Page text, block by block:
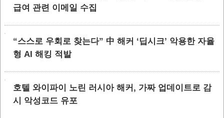
급여 관련 이메일 수집
“스스로 우회로 찾는다” 中 해커 ‘딥시크’ 악용한 자율
형 AI 해킹 적발
호텔 와이파이 노린 러시아 해커, 가짜 업데이트로 감
시 악성코드 유포